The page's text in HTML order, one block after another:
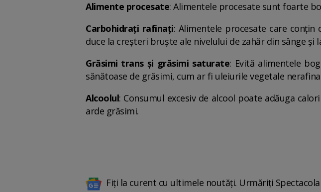
Alimente procesate: Alimentele procesate sunt foarte
Carbohidrați rafinați: Alimentele procesate care
duce la creșteri bruște ale nivelului de zahăr din sânge și
Grăsimi trans și grăsimi saturate: Evită alimentele
sănătoase de grăsimi, cum ar fi uleiurile vegetale
Alcoolul: Consumul excesiv de alcool poate adăuga
arde grăsimi.
Fiți la curent cu ultimele noutăți. Urmăriți